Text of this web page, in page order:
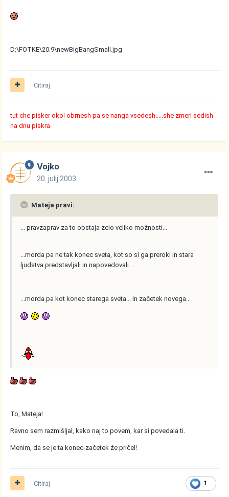
D:\FOTKE\20.9\newBigBangSmall.jpg
Citiraj
tut che pisker okol obrnesh pa se nanga vsedesh.....she zmeri sedish
na dnu piskra
Vojko
20. julij 2003
Mateja pravi:
... pravzaprav za to obstaja zelo veliko možnosti...
...morda pa ne tak konec sveta, kot so si ga preroki in stara
ljudstva predstavljali in napovedovali...
...morda pa kot konec starega sveta... in začetek novega...
To, Mateja!
Ravno sem razmišljal, kako naj to povem, kar si povedala ti.
Menim, da se je ta konec-začetek že pričel!
1
Citiraj